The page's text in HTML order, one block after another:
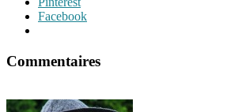
Facebook
Commentaires